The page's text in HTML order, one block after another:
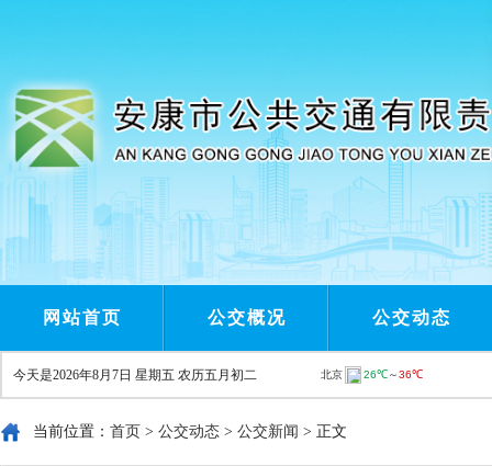
网站首页 公交概况 公交动态
今天是2026年8月7日 星期五 农历五月初二
当前位置： 首页 > 公交动态 > 公交新闻 > 正文